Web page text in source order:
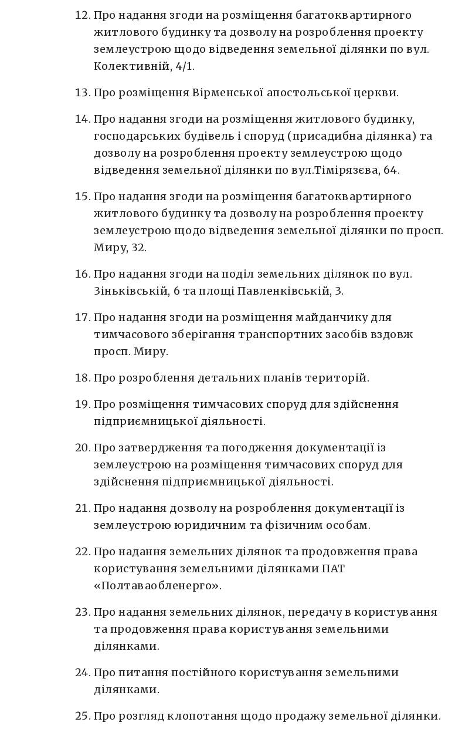
Про надання згоди на розміщення багатоквартирного
житлового будинку та дозволу на розроблення проекту
землеустрою щодо відведення земельної ділянки по вул.
Колективній, 4/1.
Про розміщення Вірменської апостольської церкви.
Про надання згоди на розміщення житлового будинку,
господарських будівель і споруд (присадибна ділянка) та
дозволу на розроблення проекту землеустрою щодо
відведення земельної ділянки по вул.Тімірязєва, 64.
Про надання згоди на розміщення багатоквартирного
житлового будинку та дозволу на розроблення проекту
землеустрою щодо відведення земельної ділянки по просп.
Миру, 32.
Про надання згоди на поділ земельних ділянок по вул.
3іньківській, 6 та площі Павленківській, 3.
Про надання згоди на розміщення майданчику для
тимчасового зберігання транспортних засобів вздовж
просп. Миру.
Про розроблення детальних планів територій.
Про розміщення тимчасових споруд для здійснення
підприємницької діяльності.
Про затвердження та погодження документації із
землеустрою на розміщення тимчасових споруд для
здійснення підприємницької діяльності.
Про надання дозволу на розроблення документації із
землеустрою юридичним та фізичним особам.
Про надання земельних ділянок та продовження права
користування земельними ділянками ПАТ
«Полтаваобленерго».
Про надання земельних ділянок, передачу в користування
та продовження права користування земельними
ділянками.
Про питання постійного користування земельними
ділянками.
Про розгляд клопотання щодо продажу земельної ділянки.